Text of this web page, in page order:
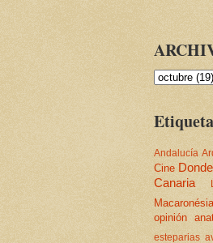
Andalucía
Cine
Canaria
Macaronésia
opinión
esteparias